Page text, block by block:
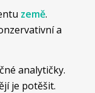
země.
a
analytičky.
je potěšit.